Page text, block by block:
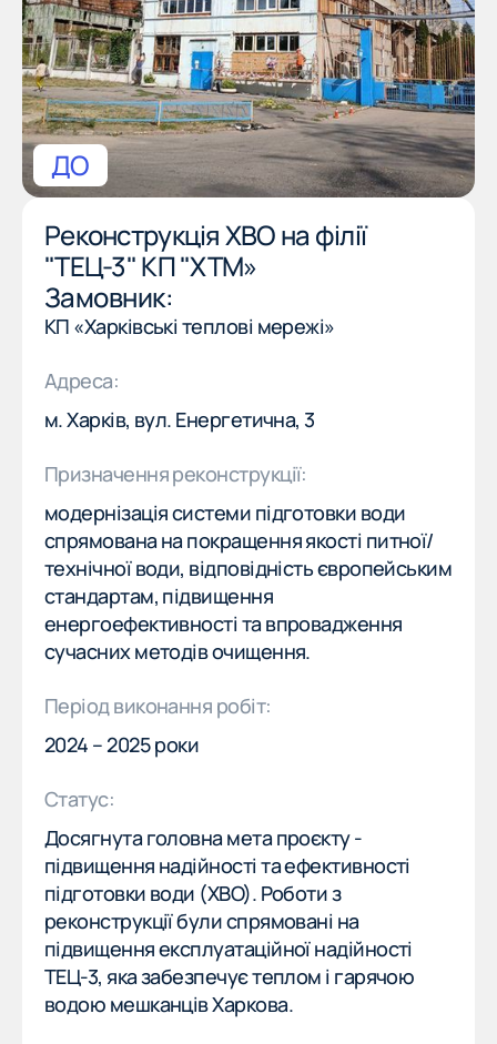
ДО
Реконструкція ХВО на філії
"ТЕЦ-3" КП "ХТМ»
Замовник:
КП «Харківські теплові мережі»
Адреса:
м. Харків, вул. Енергетична, 3
Призначення реконструкції:
модернізація системи підготовки води
спрямована на покращення якості питної/
технічної води, відповідність європейським
стандартам, підвищення
енергоефективності та впровадження
сучасних методів очищення.
Період виконання робіт:
2024 – 2025 роки
Статус:
Досягнута головна мета проєкту -
підвищення надійності та ефективності
підготовки води (ХВО). Роботи з
реконструкції були спрямовані на
підвищення експлуатаційної надійності
ТЕЦ-3, яка забезпечує теплом і гарячою
водою мешканців Харкова.
(057) 777-77-77
(057) 777-77-77
EN
ПРО КОМПАНІЮ
НАША МІСІЯ
НАШІ ОБʼЄКТИ
НАШІ ОБʼЄКТИ
ВАКАНСІЇ
ВАКАНСІЇ
НОВИНИ